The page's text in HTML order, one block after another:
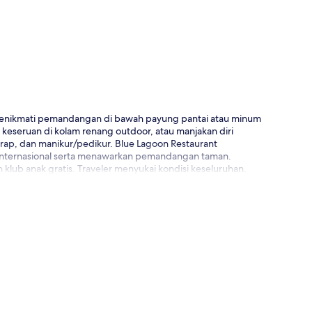
pemandangan di bawah payung pantai atau minum
di kolam renang outdoor, atau manjakan diri
dan manikur/pedikur. Blue Lagoon Restaurant
serta menawarkan pemandangan taman.
anak gratis. Traveler menyukai kondisi keseluruhan.